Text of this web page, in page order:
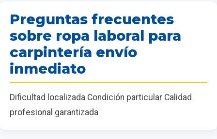
Preguntas frecuentes
sobre ropa laboral para
carpintería envío
inmediato
Dificultad localizada Condición particular Calidad
profesional garantizada